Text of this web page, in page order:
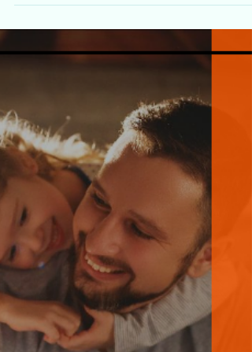
Lenke til kveldens webinar
om motstand og
Webinar – Motstand og medvirkning